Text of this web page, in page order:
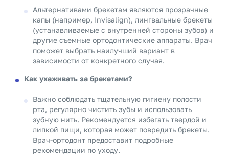
Альтернативами брекетам являются прозрачные
капы (например, Invisalign), лингвальные брекеты
(устанавливаемые с внутренней стороны зубов) и
другие съемные ортодонтические аппараты. Врач
поможет выбрать наилучший вариант в
зависимости от конкретного случая.
Как ухаживать за брекетами?
Важно соблюдать тщательную гигиену полости
рта, регулярно чистить зубы и использовать
зубную нить. Рекомендуется избегать твердой и
липкой пищи, которая может повредить брекеты.
Врач-ортодонт предоставит подробные
рекомендации по уходу.